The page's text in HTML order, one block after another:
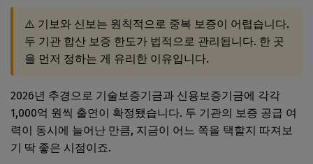
⚠️ 기보와 신보는 원칙적으로 중복 보증이 어렵습니다.
두 기관 합산 보증 한도가 법적으로 관리됩니다. 한 곳
을 먼저 정하는 게 유리한 이유입니다.
2026년 추경으로 기술보증기금과 신용보증기금에 각각
1,000억 원씩 출연이 확정됐습니다. 두 기관의 보증 공급 여
력이 동시에 늘어난 만큼, 지금이 어느 쪽을 택할지 따져보
기 딱 좋은 시점이죠.